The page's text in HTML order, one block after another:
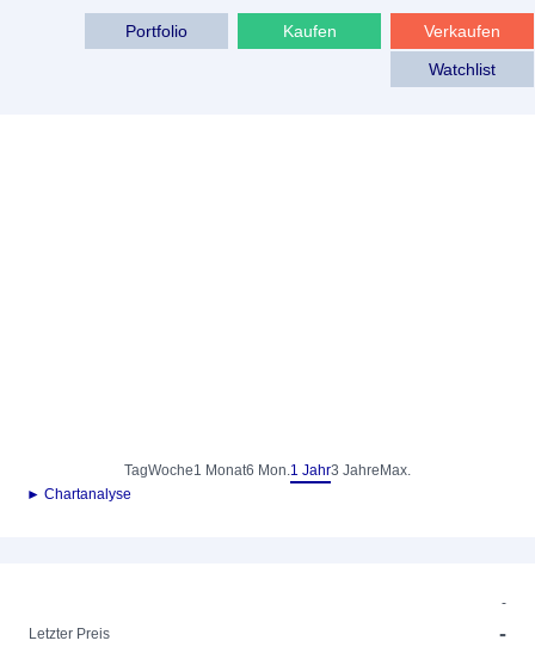
Verkaufen
Kaufen
Portfolio
Watchlist
TagWoche1 Monat6 Mon.1 Jahr3 Jahre Max.
► Chartanalyse
-
Letzter Preis
-